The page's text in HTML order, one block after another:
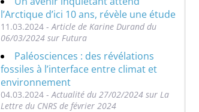
l’Arctique d’ici 10 ans, révèle une étude
11.03.2024 - Article de Karine Durand du
06/03/2024 sur Futura
Paléosciences : des révélations
fossiles à l’interface entre climat et
environnement
04.03.2024 - Actualité du 27/02/2024 sur La
Lettre du CNRS de février 2024